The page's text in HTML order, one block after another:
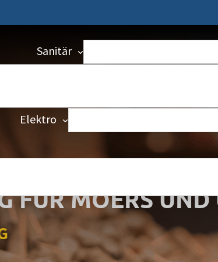
Sanitär
Elektro
FÜR MOERS